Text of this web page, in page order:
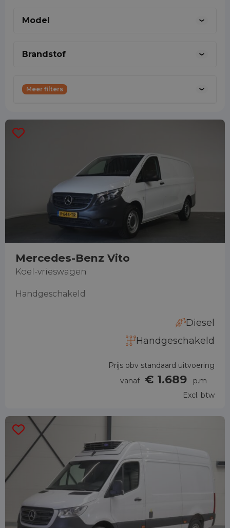
passie voor auto’s.
Model
Brandstof
Meer filters
Mercedes-Benz Vito
Koel-vrieswagen
Handgeschakeld
Diesel
Handgeschakeld
Prijs obv standaard uitvoering
vanaf € 1.689
p.m
Excl. btw